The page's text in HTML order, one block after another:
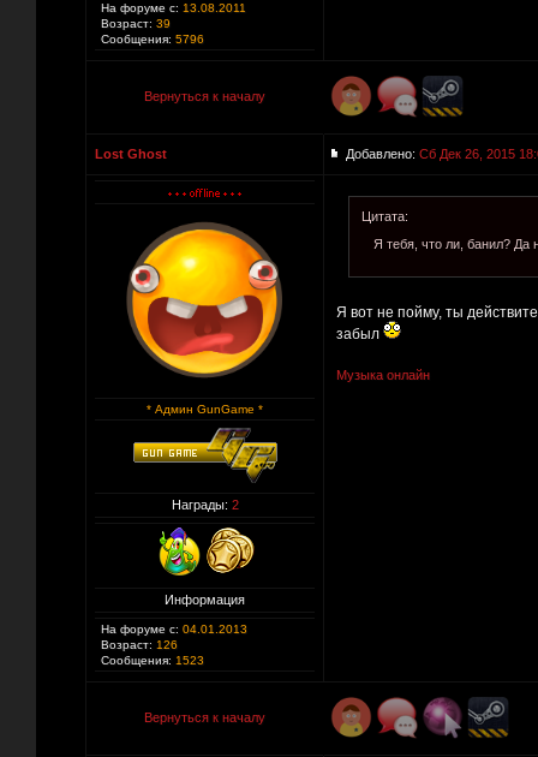
На форуме с: 13.08.2011
Возраст: 39
Сообщения: 5796
Вернуться к началу
Lost Ghost Добавлено: Сб Дек 26, 2015
* Админ GunGame *
Награды: 2
Информация
На форуме с: 04.01.2013
Возраст: 126
Сообщения: 1523
Цитата:
Я тебя, что ли, банил? Да
Я вот не пойму, ты
забыл
Музыка онлайн
Вернуться к началу